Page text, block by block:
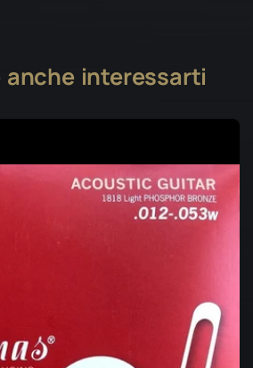
anche interessarti